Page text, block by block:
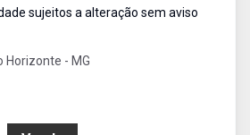
sujeitos a alteração sem aviso
Horizonte - MG